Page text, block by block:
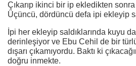
Çıkarıp ikinci bir ip ekledikten
Üçüncü, dördüncü defa ipi ekleyip
İpi her ekleyip saldıklarında kuyu
derinleşiyor ve Ebu Cehil de bir
dışarı çıkamıyordu. Baktı ki
doğru inmekte.